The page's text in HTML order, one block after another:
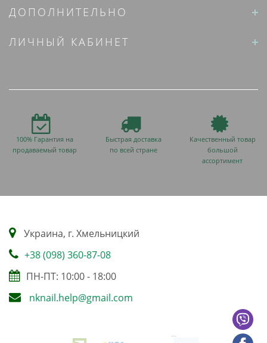
ДОПОЛНИТЕЛЬНО
ЛИЧНЫЙ КАБИНЕТ
100% Гарантия на
продаваемый товар
Быстрая доставка
по всей стране
Качественный товар
большой
ассортимент
Украина, г. Хмельницкий
+38 (098) 360-87-08
ПН-ПТ: 10:00 - 18:00
nknail.help@gmail.com